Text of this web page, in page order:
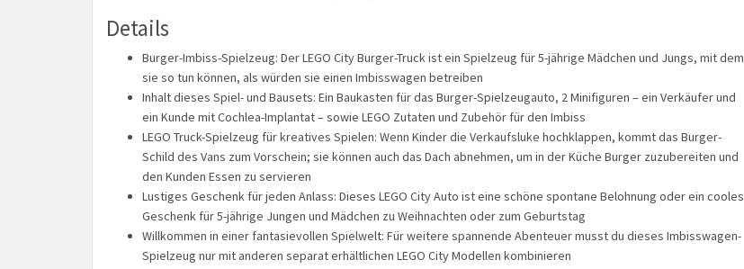
Details
Burger-Imbiss-Spielzeug: Der LEGO City Burger-Truck ist ein Spielzeug für 5-jährige Mädchen und Jungs, mit dem
sie so tun können, als würden sie einen Imbisswagen betreiben
Inhalt dieses Spiel- und Bausets: Ein Baukasten für das Burger-Spielzeugauto, 2 Minifiguren – ein Verkäufer und
ein Kunde mit Cochlea-Implantat – sowie LEGO Zutaten und Zubehör für den Imbiss
LEGO Truck-Spielzeug für kreatives Spielen: Wenn Kinder die Verkaufsluke hochklappen, kommt das Burger-
Schild des Vans zum Vorschein; sie können auch das Dach abnehmen, um in der Küche Burger zuzubereiten und
den Kunden Essen zu servieren
Lustiges Geschenk für jeden Anlass: Dieses LEGO City Auto ist eine schöne spontane Belohnung oder ein cooles
Geschenk für 5-jährige Jungen und Mädchen zu Weihnachten oder zum Geburtstag
Willkommen in einer fantasievollen Spielwelt: Für weitere spannende Abenteuer musst du dieses Imbisswagen-
Spielzeug nur mit anderen separat erhältlichen LEGO City Modellen kombinieren